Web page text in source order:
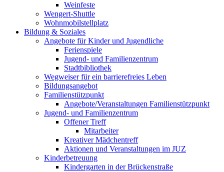
Weinfeste
Wengert-Shuttle
Wohnmobilstellplatz
Bildung & Soziales
Angebote für Kinder und Jugendliche
Ferienspiele
Jugend- und Familienzentrum
Stadtbibliothek
Wegweiser für ein barrierefreies Leben
Bildungsangebot
Familienstützpunkt
Angebote/Veranstaltungen Familienstützpunkt
Jugend- und Familienzentrum
Offener Treff
Mitarbeiter
Kreativer Mädchentreff
Aktionen und Veranstaltungen im JUZ
Kinderbetreuung
Kindergarten in der Brückenstraße